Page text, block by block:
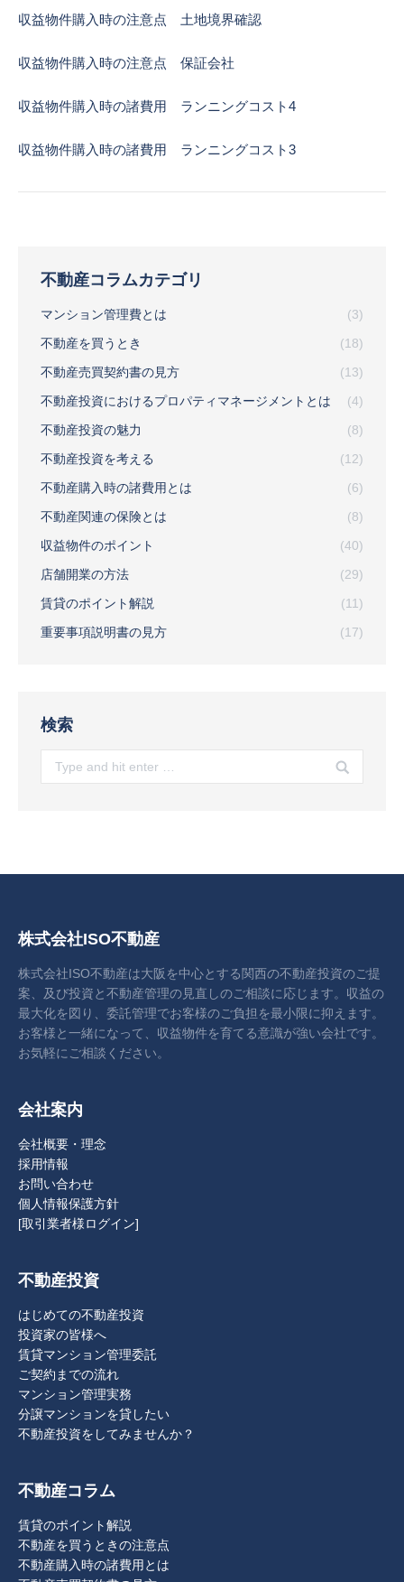
収益物件購入時の注意点 土地境界確認
収益物件購入時の注意点 保証会社
収益物件購入時の諸費用 ランニングコスト4
収益物件購入時の諸費用 ランニングコスト3
不動産コラムカテゴリ
マンション管理費とは
(3)
不動産を買うとき
(18)
不動産売買契約書の見方
(13)
不動産投資におけるプロパティマネージメントとは
(4)
不動産投資の魅力
(8)
不動産投資を考える
(12)
不動産購入時の諸費用とは
(6)
不動産関連の保険とは
(8)
収益物件のポイント
(40)
店舗開業の方法
(29)
賃貸のポイント解説
(11)
重要事項説明書の見方
(17)
検索
Search:
株式会社ISO不動産
株式会社ISO不動産は大阪を中心とする関西の不動産投資のご提
案、及び投資と不動産管理の見直しのご相談に応じます。収益の
最大化を図り、委託管理でお客様のご負担を最小限に抑えます。
お客様と一緒になって、収益物件を育てる意識が強い会社です。
お気軽にご相談ください。
会社案内
会社概要・理念
採用情報
お問い合わせ
個人情報保護方針
[取引業者様ログイン]
不動産投資
はじめての不動産投資
投資家の皆様へ
賃貸マンション管理委託
ご契約までの流れ
マンション管理実務
分譲マンションを貸したい
不動産投資をしてみませんか？
不動産コラム
賃貸のポイント解説
不動産を買うときの注意点
不動産購入時の諸費用とは